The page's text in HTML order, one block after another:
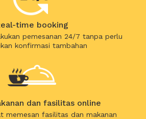
time booking
pemesanan 24/7 tanpa perlu
konfirmasi tambahan
dan fasilitas online
memesan fasilitas dan makanan